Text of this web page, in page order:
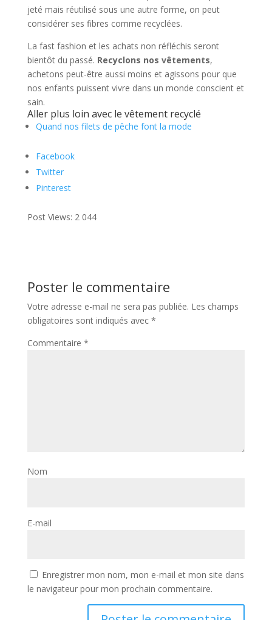
jeté mais réutilisé sous une autre forme, on peut
considérer ses fibres comme recyclées.
La fast fashion et les achats non réfléchis seront
bientôt du passé. Recyclons nos vêtements,
achetons peut-être aussi moins et agissons pour que
nos enfants puissent vivre dans un monde conscient et
sain.
Aller plus loin avec le vêtement recyclé
Quand nos filets de pêche font la mode
Facebook
Twitter
Pinterest
Post Views: 2 044
Poster le commentaire
Votre adresse e-mail ne sera pas publiée. Les champs
obligatoires sont indiqués avec *
Commentaire *
Nom
E-mail
Enregistrer mon nom, mon e-mail et mon site dans
le navigateur pour mon prochain commentaire.